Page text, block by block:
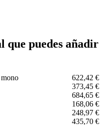
que puedes añadir
622,42 €
373,45 €
684,65 €
168,06 €
248,97 €
435,70 €